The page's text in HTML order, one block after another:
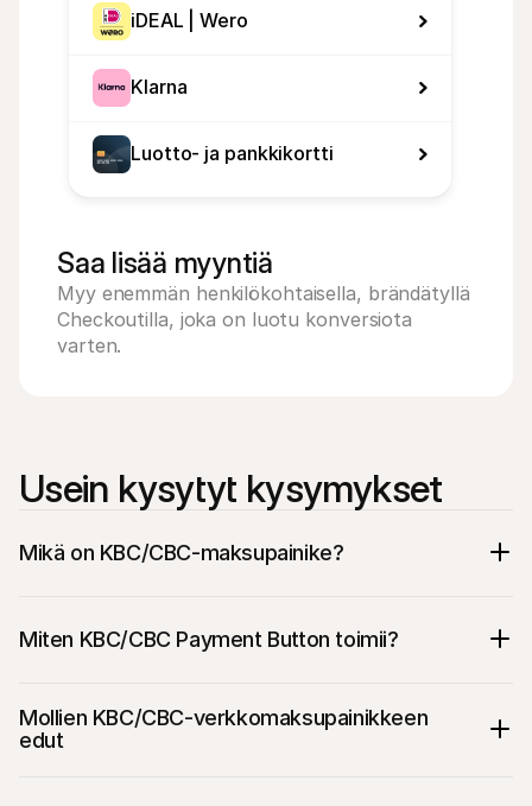
iDEAL | Wero
Klarna
Luotto- ja pankkikortti
Saa lisää myyntiä
Myy enemmän henkilökohtaisella, brändätyllä
Checkoutilla, joka on luotu konversiota
varten.
Usein kysytyt kysymykset
Mikä on KBC/CBC-maksupainike?
Miten KBC/CBC Payment Button toimii?
Mollien KBC/CBC-verkkomaksupainikkeen
edut